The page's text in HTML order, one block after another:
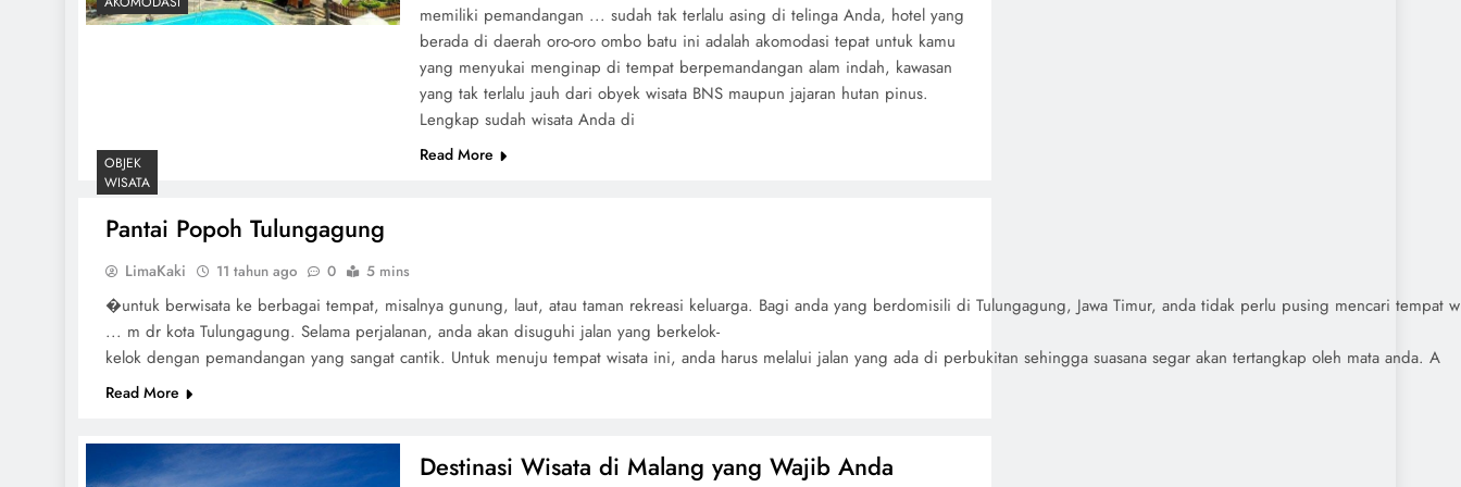
memiliki pemandangan ... sudah tak terlalu asing di telinga Anda, hotel yang
berada di daerah oro-oro ombo batu ini adalah akomodasi tepat untuk kamu
yang menyukai menginap di tempat berpemandangan alam indah, kawasan
yang tak terlalu jauh dari obyek wisata BNS maupun jajaran hutan pinus.
Lengkap sudah wisata Anda di
Read More
OBJEK
WISATA
Pantai Popoh Tulungagung
LimaKaki 11 tahun ago 0 5 mins
�untuk berwisata ke berbagai tempat, misalnya gunung, laut, atau taman rekreasi keluarga. Bagi anda yang berdomisili di Tulungagung, Jawa Timur, anda tidak perlu pusing mencari tempat
... m dr kota Tulungagung. Selama perjalanan, anda akan disuguhi jalan yang berkelok-
kelok dengan pemandangan yang sangat cantik. Untuk menuju tempat wisata ini, anda harus melalui jalan yang ada di perbukitan sehingga suasana segar akan tertangkap oleh mata anda. A
Read More
Destinasi Wisata di Malang yang Wajib Anda